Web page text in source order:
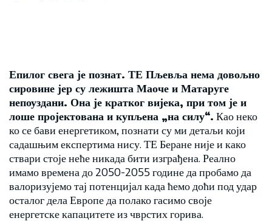
Епилог свега је познат. ТЕ Пљевља нема довољно
сировине јер су лежишта Маоче и Матаруге
непоуздани. Она је кратког вијека, при том је и
лоше пројектована и купљена „на силу“. Као неко
ко се бави енергетиком, познати су ми детаљи који
садашњим експертима нису. ТЕ Беране није и како
ствари стоје неће никада бити изграђена. Реално
имамо времена до 2050-2055 године да пробамо да
валоризујемо тај потенцијал када ћемо доћи под удар
осталог дела Европе да полако гасимо своје
енергетске капацитете из чврстих горива.